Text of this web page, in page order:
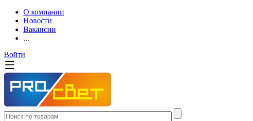
О компании
Новости
Вакансии
...
Войти